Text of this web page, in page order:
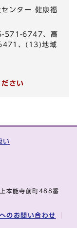
ンター 健康福
571-6747、高
、(13)地域
さい
い
本能寺前町488番
のお問い合わせ